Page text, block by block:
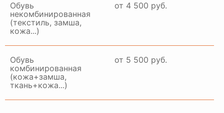
Обувь
некомбинированная
(текстиль, замша,
кожа...)
от 4 500 руб.
Обувь
комбинированная
(кожа+замша,
ткань+кожа...)
от 5 500 руб.